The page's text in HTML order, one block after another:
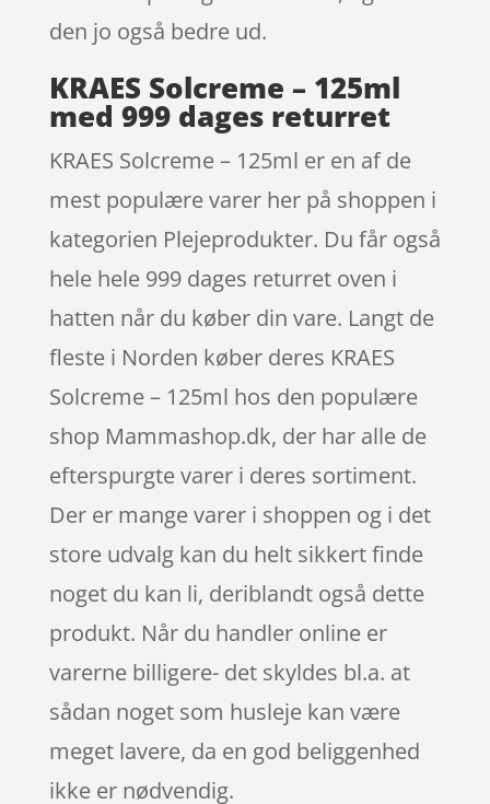
den jo også bedre ud.
KRAES Solcreme – 125ml
med 999 dages returret
KRAES Solcreme – 125ml er en af de
mest populære varer her på shoppen i
kategorien Plejeprodukter. Du får også
hele hele 999 dages returret oven i
hatten når du køber din vare. Langt de
fleste i Norden køber deres KRAES
Solcreme – 125ml hos den populære
shop Mammashop.dk, der har alle de
efterspurgte varer i deres sortiment.
Der er mange varer i shoppen og i det
store udvalg kan du helt sikkert finde
noget du kan li, deriblandt også dette
produkt. Når du handler online er
varerne billigere- det skyldes bl.a. at
sådan noget som husleje kan være
meget lavere, da en god beliggenhed
ikke er nødvendig.